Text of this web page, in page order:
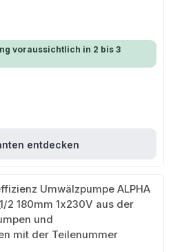
voraussichtlich in 2 bis 3
entdecken